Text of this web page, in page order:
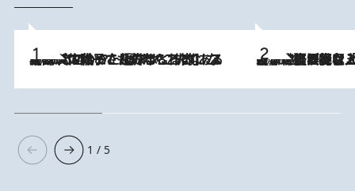
2026.8.5
【阿川佐和子さんの年とる力】なぜ70代で始めた趣味は“こんなに楽しい”のか？ ピアノ、俳句…スランプに陥っても続けられる“ある秘訣”とは 2026.8.5
【なぜ吉沢亮は「気配を消せる」のか？】興行収入208億の『国宝』を経て挑むミュージカル『ディア・エヴァン・ハンセン』。トップ俳優が舞台上でさらけ出した“孤独”とは
1 / 5